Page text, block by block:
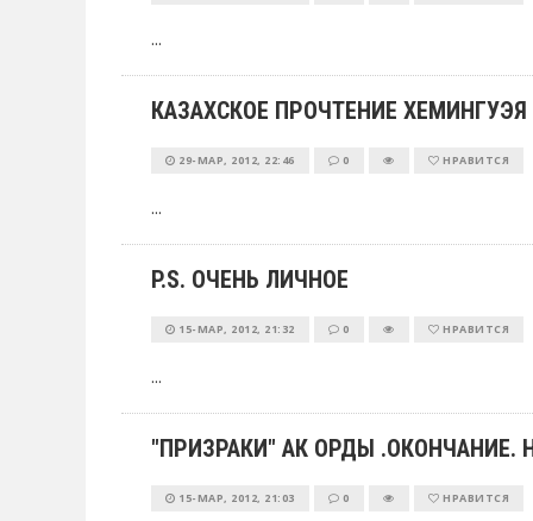
...
КАЗАХСКОЕ ПРОЧТЕНИЕ ХЕМИНГУЭЯ
29-МАР, 2012, 22:46 0 НРАВИТСЯ
...
P.S. ОЧЕНЬ ЛИЧНОЕ
15-МАР, 2012, 21:32 0 НРАВИТСЯ
...
"ПРИЗРАКИ" АК ОРДЫ
15-МАР, 2012, 21:03 0 НРАВИТСЯ